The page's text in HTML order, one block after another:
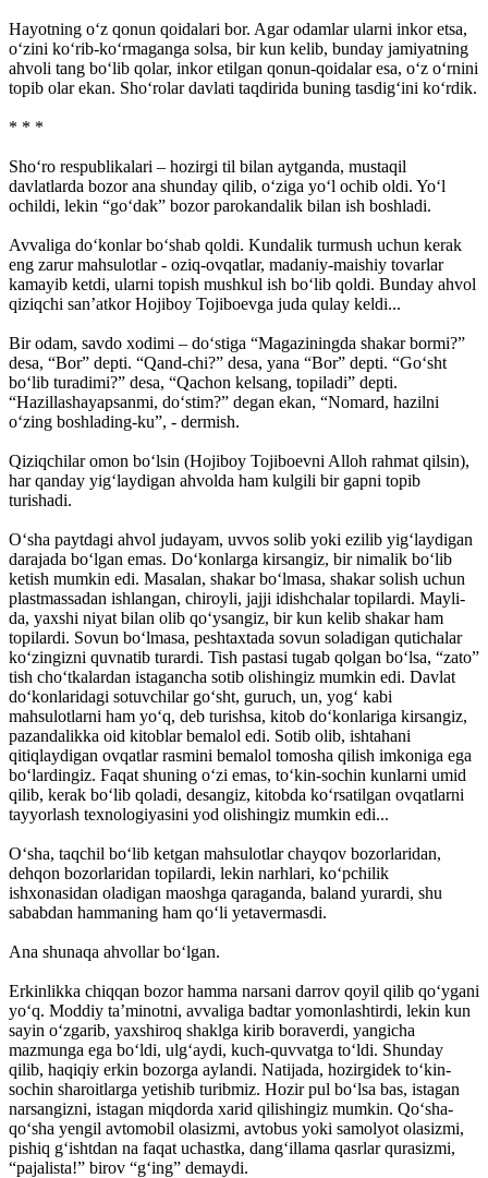
Hayotning o‘z qonun qoidalari bor. Agar odamlar ularni inkor etsa,
o‘zini ko‘rib-ko‘rmaganga solsa, bir kun kelib, bunday jamiyatning
ahvoli tang bo‘lib qolar, inkor etilgan qonun-qoidalar esa, o‘z o‘rnini
topib olar ekan. Sho‘rolar davlati taqdirida buning tasdig‘ini ko‘rdik.
* * *
Sho‘ro respublikalari – hozirgi til bilan aytganda, mustaqil
davlatlarda bozor ana shunday qilib, o‘ziga yo‘l ochib oldi. Yo‘l
ochildi, lekin “go‘dak” bozor parokandalik bilan ish boshladi.
Avvaliga do‘konlar bo‘shab qoldi. Kundalik turmush uchun kerak
eng zarur mahsulotlar - oziq-ovqatlar, madaniy-maishiy tovarlar
kamayib ketdi, ularni topish mushkul ish bo‘lib qoldi. Bunday ahvol
qiziqchi san’atkor Hojiboy Tojiboevga juda qulay keldi...
Bir odam, savdo xodimi – do‘stiga “Magaziningda shakar bormi?”
desa, “Bor” depti. “Qand-chi?” desa, yana “Bor” depti. “Go‘sht
bo‘lib turadimi?” desa, “Qachon kelsang, topiladi” depti.
“Hazillashayapsanmi, do‘stim?” degan ekan, “Nomard, hazilni
o‘zing boshlading-ku”, - dermish.
Qiziqchilar omon bo‘lsin (Hojiboy Tojiboevni Alloh rahmat qilsin),
har qanday yig‘laydigan ahvolda ham kulgili bir gapni topib
turishadi.
O‘sha paytdagi ahvol judayam, uvvos solib yoki ezilib yig‘laydigan
darajada bo‘lgan emas. Do‘konlarga kirsangiz, bir nimalik bo‘lib
ketish mumkin edi. Masalan, shakar bo‘lmasa, shakar solish uchun
plastmassadan ishlangan, chiroyli, jajji idishchalar topilardi. Mayli-
da, yaxshi niyat bilan olib qo‘ysangiz, bir kun kelib shakar ham
topilardi. Sovun bo‘lmasa, peshtaxtada sovun soladigan qutichalar
ko‘zingizni quvnatib turardi. Tish pastasi tugab qolgan bo‘lsa, “zato”
tish cho‘tkalardan istagancha sotib olishingiz mumkin edi. Davlat
do‘konlaridagi sotuvchilar go‘sht, guruch, un, yog‘ kabi
mahsulotlarni ham yo‘q, deb turishsa, kitob do‘konlariga kirsangiz,
pazandalikka oid kitoblar bemalol edi. Sotib olib, ishtahani
qitiqlaydigan ovqatlar rasmini bemalol tomosha qilish imkoniga ega
bo‘lardingiz. Faqat shuning o‘zi emas, to‘kin-sochin kunlarni umid
qilib, kerak bo‘lib qoladi, desangiz, kitobda ko‘rsatilgan ovqatlarni
tayyorlash texnologiyasini yod olishingiz mumkin edi...
O‘sha, taqchil bo‘lib ketgan mahsulotlar chayqov bozorlaridan,
dehqon bozorlaridan topilardi, lekin narhlari, ko‘pchilik
ishxonasidan oladigan maoshga qaraganda, baland yurardi, shu
sababdan hammaning ham qo‘li yetavermasdi.
Ana shunaqa ahvollar bo‘lgan.
Erkinlikka chiqqan bozor hamma narsani darrov qoyil qilib qo‘ygani
yo‘q. Moddiy ta’minotni, avvaliga badtar yomonlashtirdi, lekin kun
sayin o‘zgarib, yaxshiroq shaklga kirib boraverdi, yangicha
mazmunga ega bo‘ldi, ulg‘aydi, kuch-quvvatga to‘ldi. Shunday
qilib, haqiqiy erkin bozorga aylandi. Natijada, hozirgidek to‘kin-
sochin sharoitlarga yetishib turibmiz. Hozir pul bo‘lsa bas, istagan
narsangizni, istagan miqdorda xarid qilishingiz mumkin. Qo‘sha-
qo‘sha yengil avtomobil olasizmi, avtobus yoki samolyot olasizmi,
pishiq g‘ishtdan na faqat uchastka, dang‘illama qasrlar qurasizmi,
“pajalista!” birov “g‘ing” demaydi.